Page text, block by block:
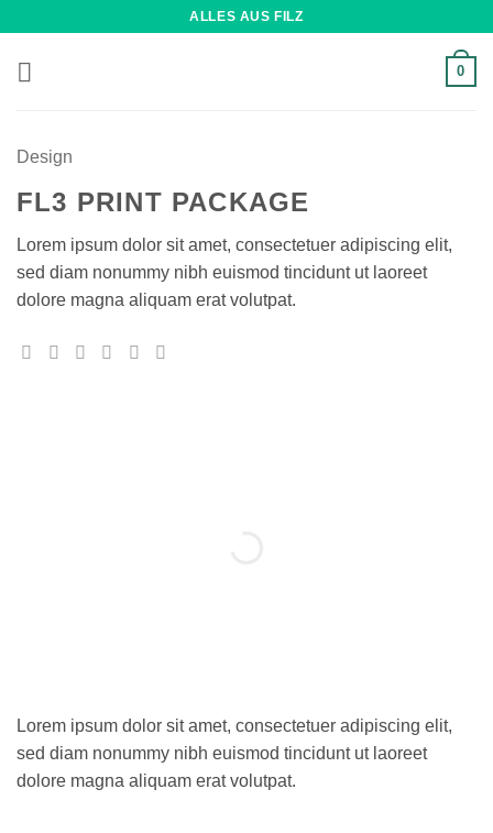
springen
ALLES AUS FILZ
0
Design
FL3 PRINT PACKAGE
Lorem ipsum dolor sit amet, consectetuer adipiscing elit,
sed diam nonummy nibh euismod tincidunt ut laoreet
dolore magna aliquam erat volutpat.
Lorem ipsum dolor sit amet, consectetuer adipiscing elit,
sed diam nonummy nibh euismod tincidunt ut laoreet
dolore magna aliquam erat volutpat.